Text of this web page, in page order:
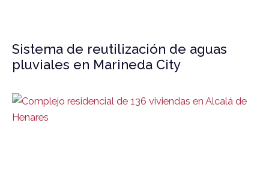
Sistema de reutilización de aguas
pluviales en Marineda City